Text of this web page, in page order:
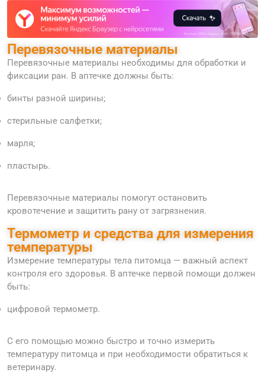
Перевязочные материалы
Перевязочные материалы необходимы для обработки и
фиксации ран. В аптечке должны быть:
бинты разной ширины;
стерильные салфетки;
марля;
пластырь.
Перевязочные материалы помогут остановить
кровотечение и защитить рану от загрязнения.
Термометр и средства для измерения
температуры
Измерение температуры тела питомца — важный аспект
контроля его здоровья. В аптечке первой помощи должен
быть:
цифровой термометр.
С его помощью можно быстро и точно измерить
температуру питомца и при необходимости обратиться к
ветеринару.